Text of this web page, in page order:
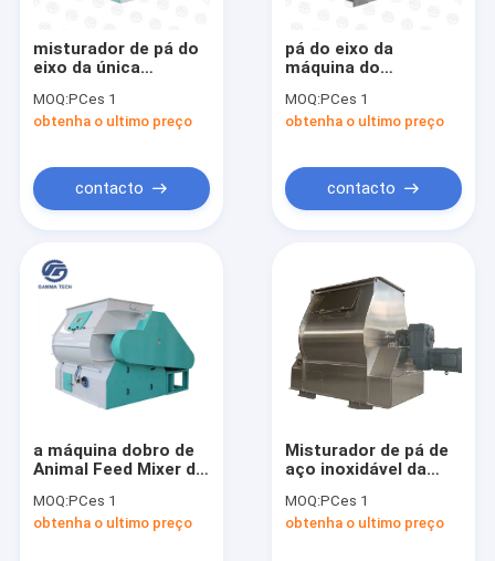
misturador de pá do
eixo da única
misturador da
alimentação animal
MOQ:PCes 1
obtenha o ultimo preço
contacto
pá do eixo da
máquina do
alimentação animal
da fita de 200L 1000L
MOQ:PCes 1
obtenha o ultimo preço
contacto
a máquina dobro de
Animal Feed Mixer do
grupo 1ton/para o
gado alimenta 2 Cbm
MOQ:PCes 1
obtenha o ultimo preço
Misturador de pá de
aço inoxidável da
misturador da
alimentação animal
MOQ:PCes 1
obtenha o ultimo preço